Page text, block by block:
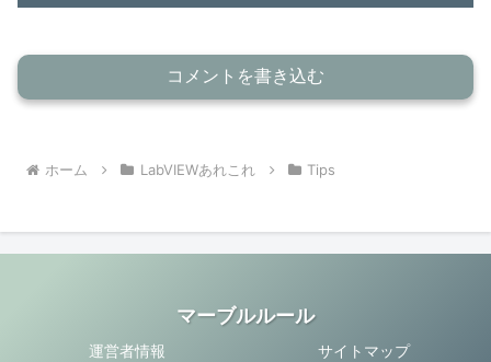
コメントを書き込む
ホーム LabVIEWあれこれ Tips
マーブルルール
運営者情報
サイトマップ